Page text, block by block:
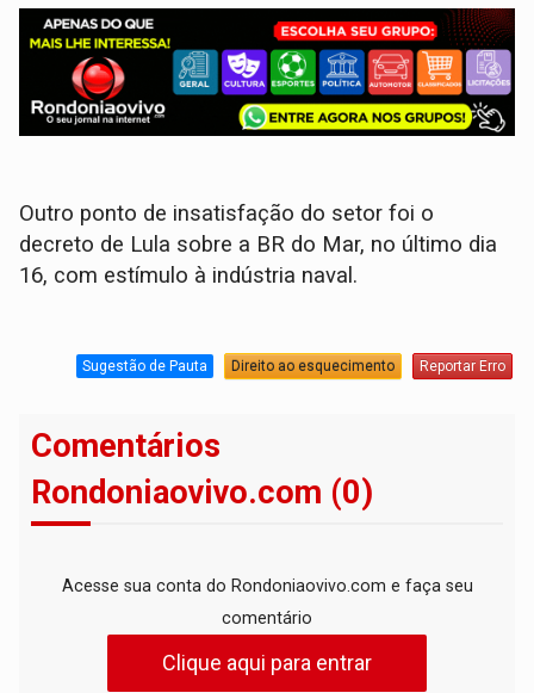
Outro ponto de insatisfação do setor foi o
decreto de Lula sobre a BR do Mar, no último dia
16, com estímulo à indústria naval.
Sugestão de Pauta Direito ao esquecimento Reportar Erro
Comentários
Rondoniaovivo.com (0)
Acesse sua conta do Rondoniaovivo.com e faça seu
comentário
Clique aqui para entrar